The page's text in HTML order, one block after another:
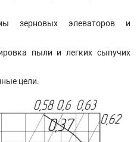
зерновых элеваторов и
пыли и легких сыпучих
цели.